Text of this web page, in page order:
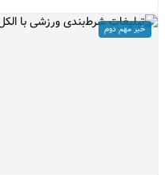
خبر مهم دوم